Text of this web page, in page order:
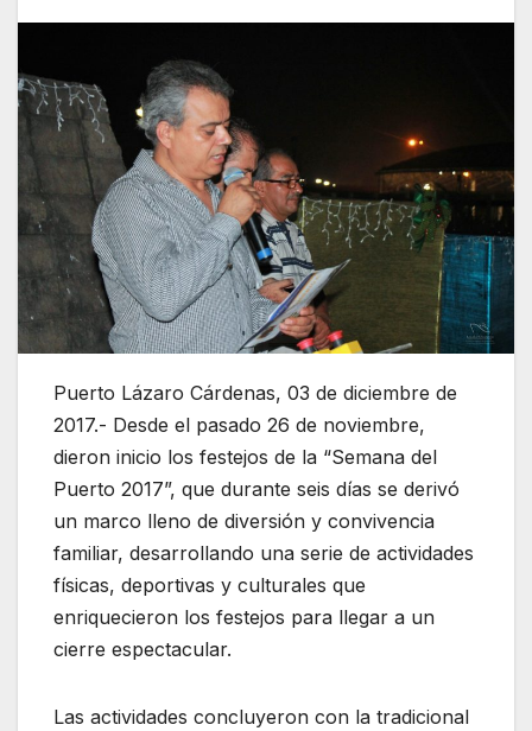
Puerto Lázaro Cárdenas, 03 de diciembre de
2017.- Desde el pasado 26 de noviembre,
dieron inicio los festejos de la “Semana del
Puerto 2017”, que durante seis días se derivó
un marco lleno de diversión y convivencia
familiar, desarrollando una serie de actividades
físicas, deportivas y culturales que
enriquecieron los festejos para llegar a un
cierre espectacular.
Las actividades concluyeron con la tradicional